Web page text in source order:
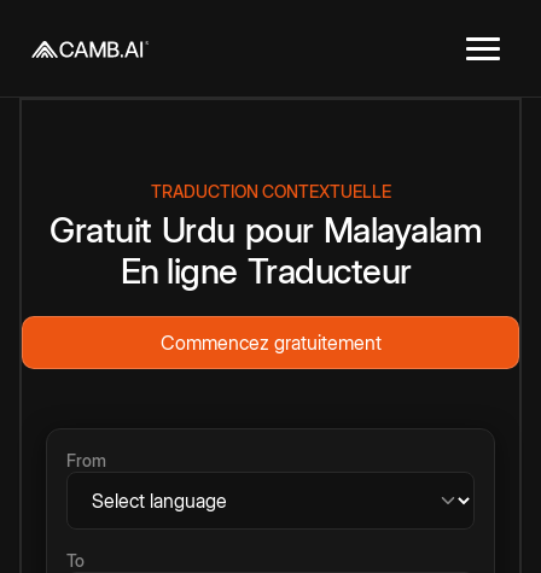
TRADUCTION CONTEXTUELLE
Gratuit Urdu pour Malayalam
En ligne Traducteur
Commencez gratuitement
From
To